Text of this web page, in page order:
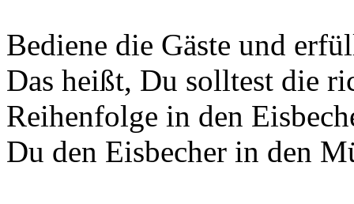
Bediene die Gäste und
Das heißt, Du solltest die
Reihenfolge in den
Du den Eisbecher in den